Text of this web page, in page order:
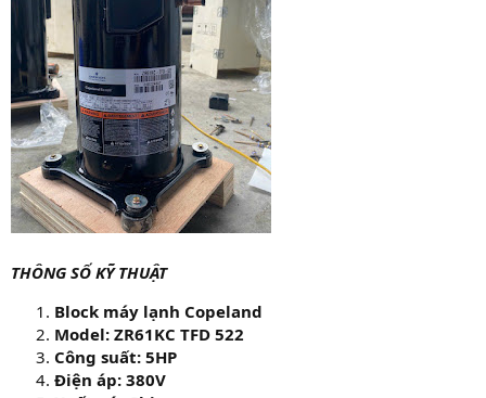
THÔNG SỐ KỸ THUẬT
Block máy lạnh Copeland
Model: ZR61KC TFD 522
Công suất: 5HP
Điện áp: 380V